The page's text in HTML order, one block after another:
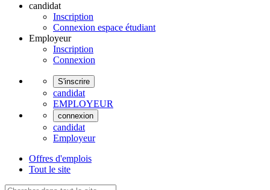
candidat
Inscription
Connexion espace étudiant
Employeur
Inscription
Connexion
S'inscrire
candidat
EMPLOYEUR
connexion
candidat
Employeur
Offres d'emplois
Tout le site